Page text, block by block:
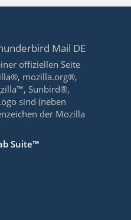
Mail DE
offiziellen Seite
mozilla.org®,
Sunbird®,
sind (neben
der Mozilla
Suite™